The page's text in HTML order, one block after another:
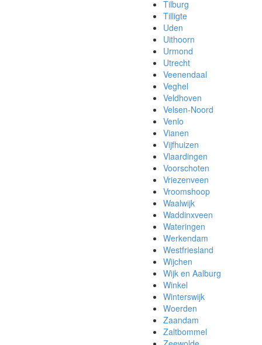
Tilburg
Tilligte
Uden
Uithoorn
Urmond
Utrecht
Veenendaal
Veghel
Veldhoven
Velsen-Noord
Venlo
Vianen
Vijfhuizen
Vlaardingen
Voorschoten
Vriezenveen
Vroomshoop
Waalwijk
Waddinxveen
Wateringen
Werkendam
Westfriesland
Wijchen
Wijk en Aalburg
Winkel
Winterswijk
Woerden
Zaandam
Zaltbommel